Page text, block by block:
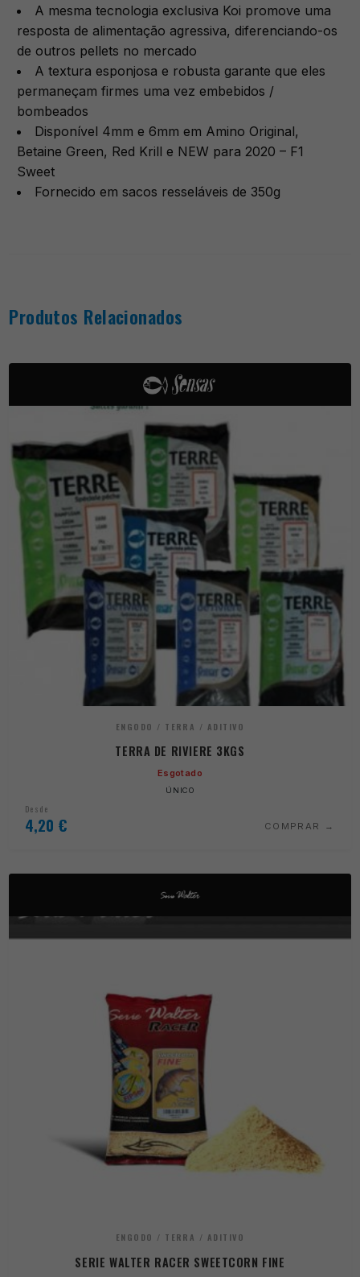
A mesma tecnologia exclusiva Koi promove uma
resposta de alimentação agressiva, diferenciando-os
de outros pellets no mercado
A textura esponjosa e robusta garante que eles
permaneçam firmes uma vez embebidos /
bombeados
Disponível 4mm e 6mm em Amino Original,
Betaine Green, Red Krill e NEW para 2020 – F1
Sweet
Fornecido em sacos resseláveis de 350g
Produtos Relacionados
ENGODO / TERRA / ADITIVO
TERRA DE RIVIERE 3KGS
Esgotado
ÚNICO
Desde
4,20 € COMPRAR
ENGODO / TERRA / ADITIVO
SERIE WALTER RACER SWEETCORN FINE